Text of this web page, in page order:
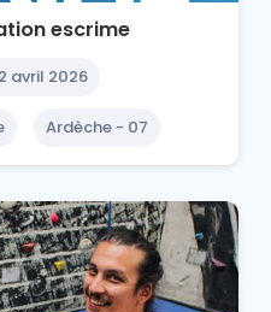
escrime
avril 2026
Ardèche - 07